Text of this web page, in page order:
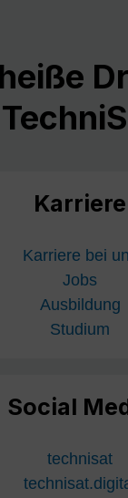
Karriere
Karriere bei
Jobs
Ausbildung
Studium
Social
technisat